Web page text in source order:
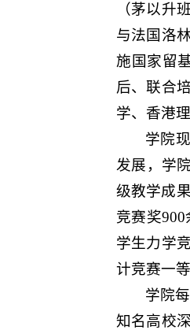
（茅以升
与法国洛
施国家留
后、联合
学、香港
学院
发展，学
级教学成
竞赛奖900
学生力学
计竞赛一
学院
知名高校